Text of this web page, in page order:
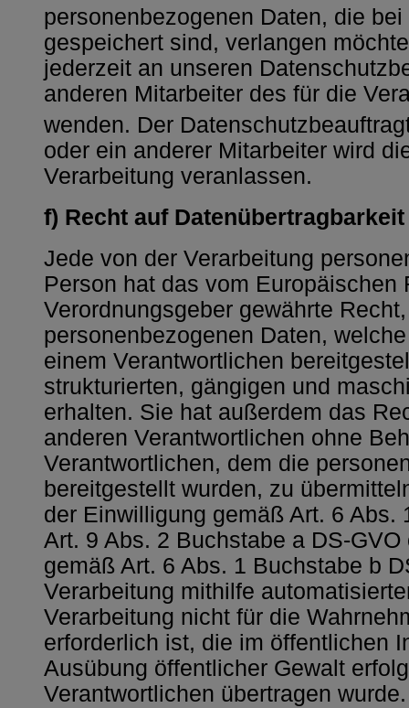
personenbezogenen Daten, die
gespeichert sind, verlangen
jederzeit an unseren
anderen Mitarbeiter des für die
wenden. Der
oder ein anderer Mitarbeiter wird
Verarbeitung veranlassen.
f) Recht auf Datenübertragbarkeit
Jede von der Verarbeitung
Person hat das vom Europäischen
Verordnungsgeber gewährte
personenbezogenen Daten,
einem Verantwortlichen
strukturierten, gängigen und
erhalten. Sie hat außerdem das
anderen Verantwortlichen ohne
Verantwortlichen, dem die
bereitgestellt wurden, zu
der Einwilligung gemäß Art. 6 Abs.
Art. 9 Abs. 2 Buchstabe a DS-
gemäß Art. 6 Abs. 1 Buchstabe b
Verarbeitung mithilfe
Verarbeitung nicht für die
erforderlich ist, die im öffentlichen
Ausübung öffentlicher Gewalt
Verantwortlichen übertragen wurde.